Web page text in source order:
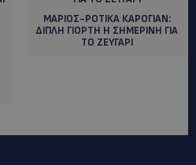
ΜΑΡΙΟΣ-ΡΟΤΙΚΑ ΚΑΡΟΓΙΑΝ:
ΔΙΠΛΗ ΓΙΟΡΤΗ Η ΣΗΜΕΡΙΝΗ ΓΙΑ
ΤΟ ΖΕΥΓΑΡΙ